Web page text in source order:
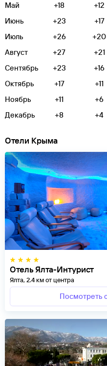
Май
+18 +12
Июнь
+23 +17
Июль
+26 +20
Август
+27 +21
Сентябрь
+23 +16
Октябрь
+17 +11
Ноябрь
+11 +6
Декабрь
+8 +4
Отели Крыма
Отель Ялта-Интурист
Ялта, 2.4 км от центра
Посмотреть